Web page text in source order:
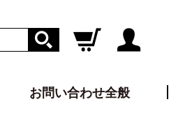
ログイン
お問い合わせ全般